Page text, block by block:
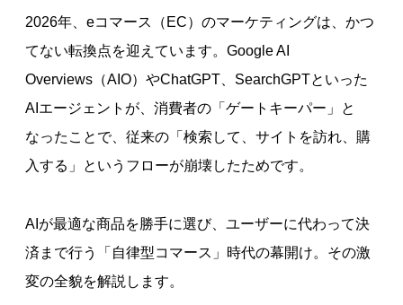
2026年、eコマース（EC）のマーケティングは、かつ
てない転換点を迎えています。Google AI
Overviews（AIO）やChatGPT、SearchGPTといった
AIエージェントが、消費者の「ゲートキーパー」と
なったことで、従来の「検索して、サイトを訪れ、購
入する」というフローが崩壊したためです。
AIが最適な商品を勝手に選び、ユーザーに代わって決
済まで行う「自律型コマース」時代の幕開け。その激
変の全貌を解説します。